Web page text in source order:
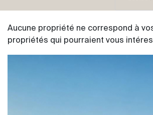
Aucune propriété ne correspond à
propriétés qui pourraient vous